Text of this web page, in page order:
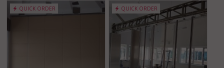
QUICK ORDER QUICK ORDER